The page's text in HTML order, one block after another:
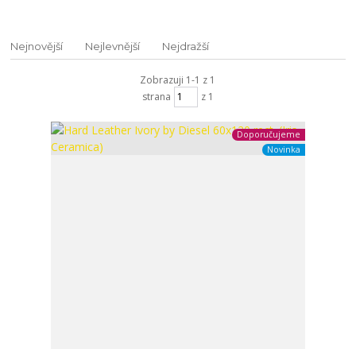
Nejnovější Nejlevnější Nejdražší
Zobrazuji 1-1 z 1
strana
z 1
Doporučujeme
Novinka